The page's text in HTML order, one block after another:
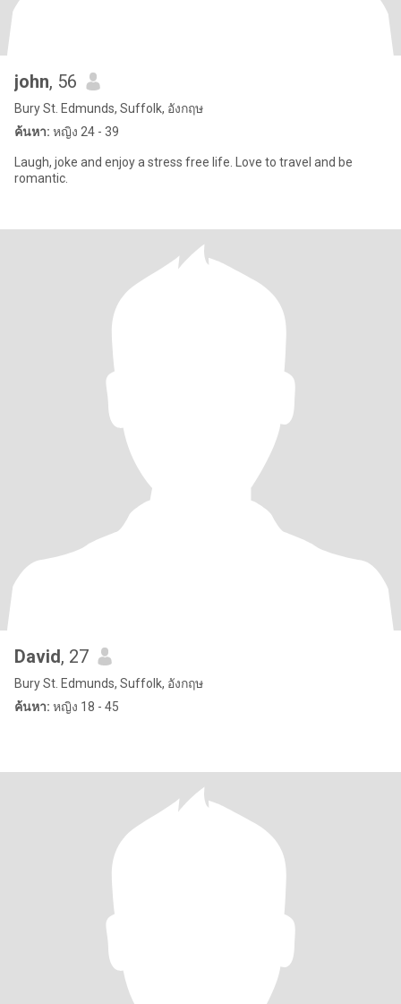
john, 56
Bury St. Edmunds, Suffolk, อังกฤษ
ค้นหา: หญิง 24 - 39
Laugh, joke and enjoy a stress free life. Love to travel and be
romantic.
David, 27
Bury St. Edmunds, Suffolk, อังกฤษ
ค้นหา: หญิง 18 - 45